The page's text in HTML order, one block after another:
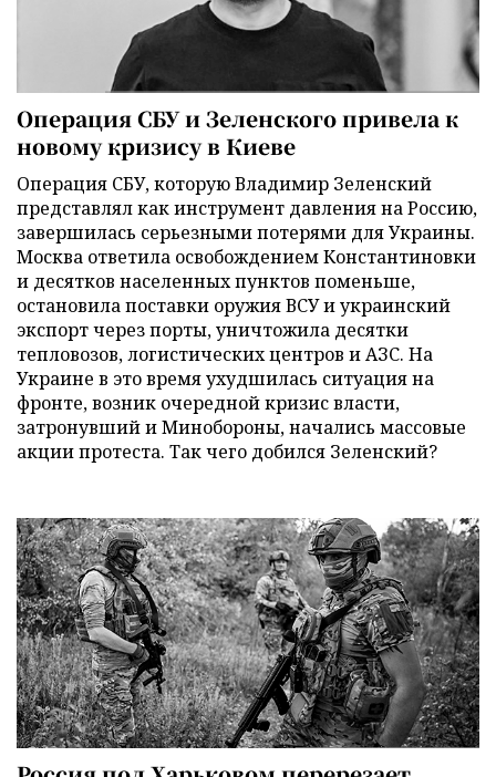
Операция СБУ и Зеленского привела к
новому кризису в Киеве
Операция СБУ, которую Владимир Зеленский
представлял как инструмент давления на Россию,
завершилась серьезными потерями для Украины.
Москва ответила освобождением Константиновки
и десятков населенных пунктов поменьше,
остановила поставки оружия ВСУ и украинский
экспорт через порты, уничтожила десятки
тепловозов, логистических центров и АЗС. На
Украине в это время ухудшилась ситуация на
фронте, возник очередной кризис власти,
затронувший и Минобороны, начались массовые
акции протеста. Так чего добился Зеленский?